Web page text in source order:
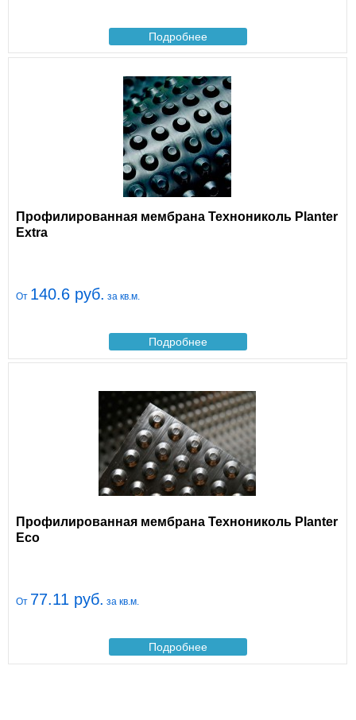
Подробнее
Профилированная мембрана Технониколь Planter
Extra
От 140.6 руб. за кв.м.
Подробнее
Профилированная мембрана Технониколь Planter
Eco
От 77.11 руб. за кв.м.
Подробнее